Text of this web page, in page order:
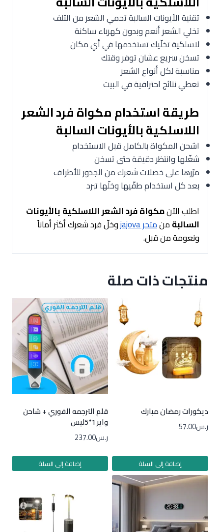
تقنية الأيونات السالبة تحمي الشعر من التلف
تخلي الشعر أنعم وبدون كهرباء ساكنة
لاسلكية تخلّيك تستخدمها في أي مكان
تسخن سريع عشان توفر وقتك
مناسبة لكل أنواع الشعر
تعطي نتائج احترافية في البيت
طريقة استخدام مكواة فرد الشعر
اللاسلكية بالأيونات السالبة
اشحن المكواة بالكامل قبل الاستخدام
شغّلها وانتظر دقيقة حتى تسخن
مرّرها على خصلات شعرك من الجذور للأطراف
بعد كل استخدام طفّيها وخلّها تبرد
اطلب الآنمكواة فرد الشعر اللاسلكية بالأيونات
السالبةمنمتجر jajova
وخلّ فرد شعرك أكثر أماناً
ونعومة من قبل.
منتجات ذات صلة
ديكورات رمضان مبارك
ر.س57.00
إضافة إلى السلة
قلم الترجمه الفوري + شاحن
واير 1*5ليس
ر.س237.00
إضافة إلى السلة